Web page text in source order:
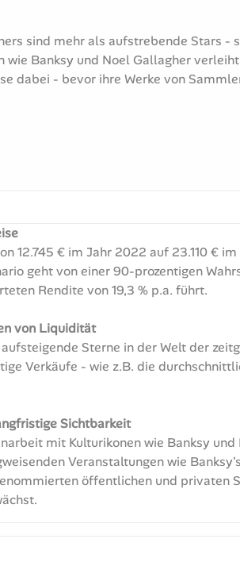
sind mehr als aufstrebende Stars
wie Banksy und Noel Gallagher
dabei - bevor ihre Werke von
12.745 € im Jahr 2022 auf 23.110 €
geht von einer 90-prozentigen
Rendite von 19,3 % p.a. führt.
von Liquidität
Sterne in der Welt der
Verkäufe - wie z.B. die
Sichtbarkeit
mit Kulturikonen wie Banksy
Veranstaltungen wie
öffentlichen und